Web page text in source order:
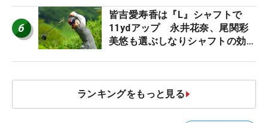
6
皆吉愛寿香は『L』シャフトで
11ydアップ 永井花奈、尾関彩
美悠も選ぶしなりシャフトの効果
ランキングをもっと見る